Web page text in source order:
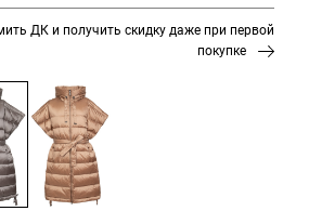
ДК и получить скидку даже при первой
покупке